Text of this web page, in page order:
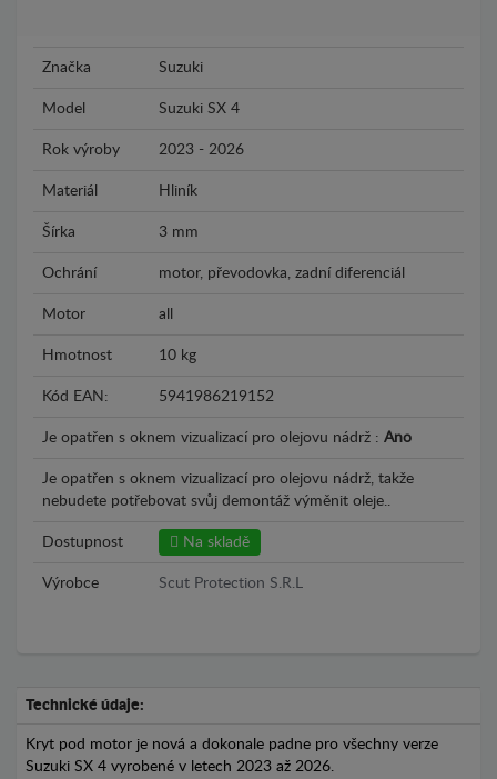
Značka Suzuki
Model Suzuki SX 4
Rok výroby 2023 - 2026
Materiál Hliník
Šírka 3 mm
Ochrání motor, převodovka, zadní diferenciál
Motor all
Hmotnost 10 kg
Kód EAN: 5941986219152
Je opatřen s oknem vizualizací pro olejovu nádrž : Ano
Je opatřen s oknem vizualizací pro olejovu nádrž, takže
nebudete potřebovat svůj demontáž výměnit oleje..
Dostupnost Na skladě
Výrobce Scut Protection S.R.L
Technické údaje:
Kryt pod motor je nová a dokonale padne pro všechny verze
Suzuki SX 4 vyrobené v letech 2023 až 2026.